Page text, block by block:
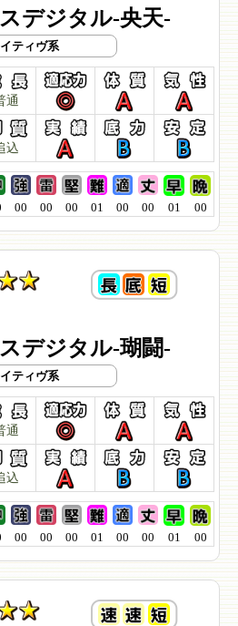
デジタル-央天-
ティヴ系
通
込
00 00 00 01 00 00 01 00
デジタル-瑚闘-
ティヴ系
通
込
00 00 00 01 00 00 01 00